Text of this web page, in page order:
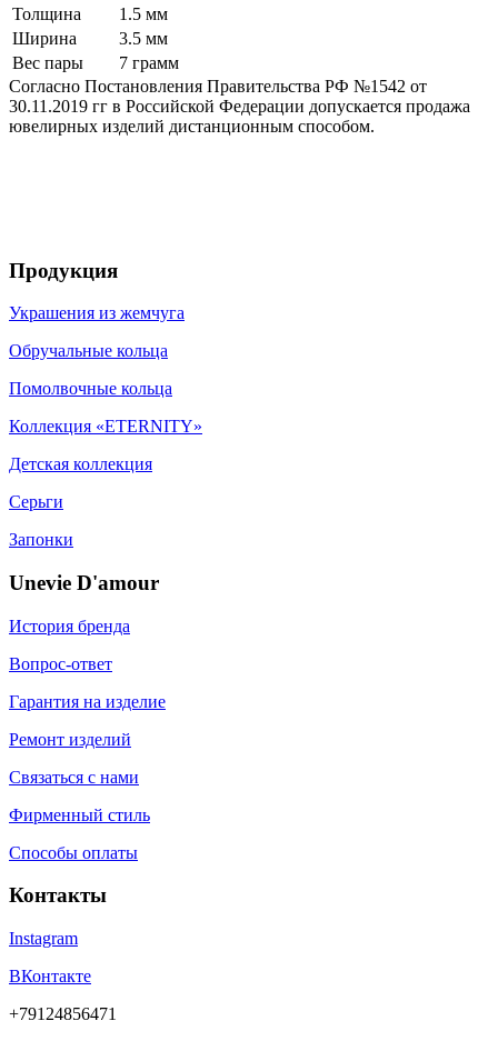
Толщина
1.5 мм
Ширина
3.5 мм
Вес пары
7 грамм
Согласно Постановления Правительства РФ №1542 от
30.11.2019 гг в Российской Федерации допускается продажа
ювелирных изделий дистанционным способом.
Продукция
Украшения из жемчуга
Обручальные кольца
Помолвочные кольца
Коллекция «ETERNITY»
Детская коллекция
Серьги
Запонки
Unevie D'amour
История бренда
Вопрос-ответ
Гарантия на изделие
Ремонт изделий
Связаться с нами
Фирменный стиль
Способы оплаты
Контакты
Instagram
ВКонтакте
+79124856471